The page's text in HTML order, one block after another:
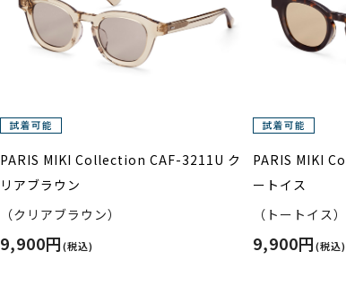
PARIS MIKI Collection CAF-3211U ク
リアブラウン
（クリアブラウン）
9,900円(税込)
PARIS MIKI
ートイス
（トートイス）
9,900円(税込)